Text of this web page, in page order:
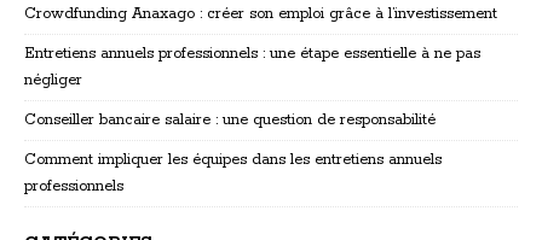
Crowdfunding Anaxago : créer son emploi grâce à l’investissement
Entretiens annuels professionnels : une étape essentielle à ne pas
négliger
Conseiller bancaire salaire : une question de responsabilité
Comment impliquer les équipes dans les entretiens annuels
professionnels